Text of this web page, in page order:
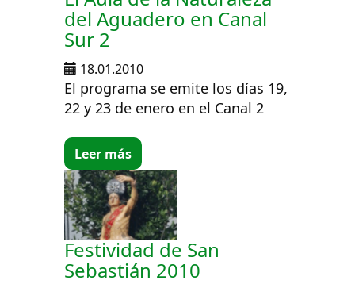
del Aguadero en Canal
Sur 2
18.01.2010
El programa se emite los días 19,
22 y 23 de enero en el Canal 2
Leer más
Festividad de San
Sebastián 2010